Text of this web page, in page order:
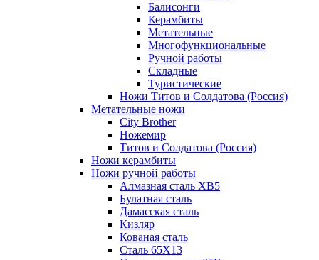
Балисонги
Керамбиты
Метательные
Многофункциональные
Ручной работы
Складные
Туристические
Ножи Титов и Солдатова (Россия)
Метательные ножи
City Brother
Ножемир
Титов и Солдатова (Россия)
Ножи керамбиты
Ножи ручной работы
Алмазная сталь ХВ5
Булатная сталь
Дамасская сталь
Кизляр
Кованая сталь
Сталь 65Х13